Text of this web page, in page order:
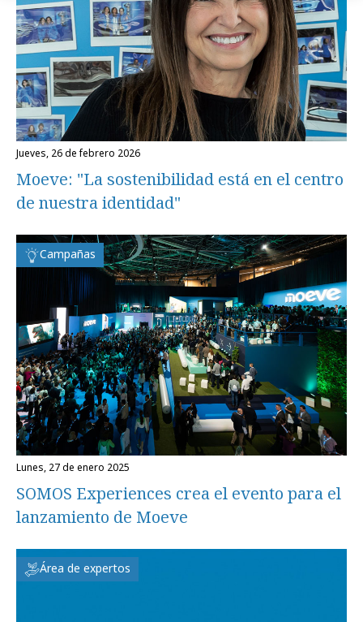
jueves, 26 de febrero 2026
Moeve: "La sostenibilidad está en el centro
de nuestra identidad"
Campañas
lunes, 27 de enero 2025
SOMOS Experiences crea el evento para el
lanzamiento de Moeve
Área de expertos